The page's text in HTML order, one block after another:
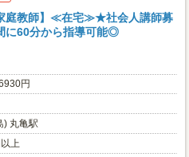
庭教師】≪在宅≫★社会人講師募
に60分から指導可能◎
円
) 丸亀駅
上